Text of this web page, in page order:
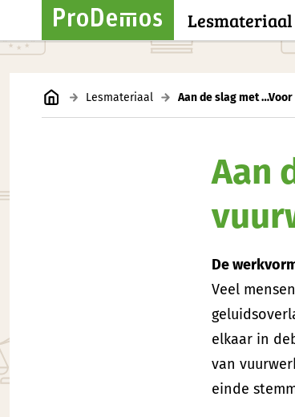
Lesmateriaal
Lesmateriaal Aan de slag met
Aan
De
Veel
elkaar in
van
einde